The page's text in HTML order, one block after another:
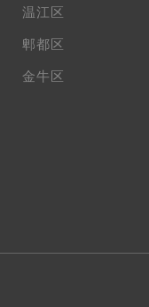
温江区
郫都区
金牛区